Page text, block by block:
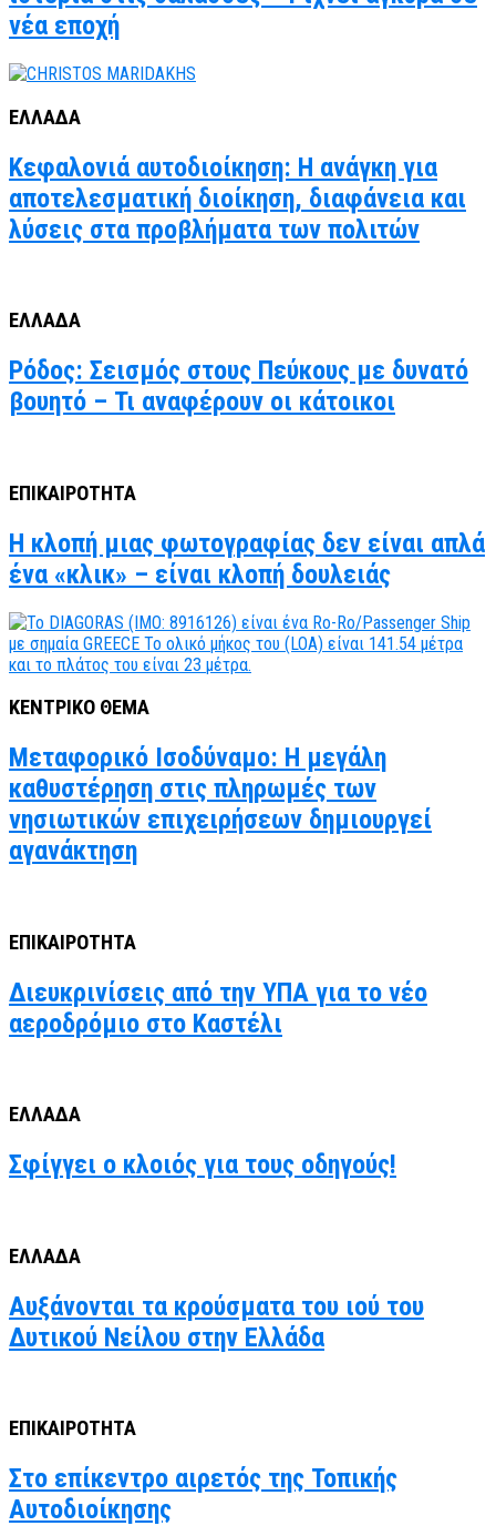
νέα εποχή
ΕΛΛΑΔΑ
Κεφαλονιά αυτοδιοίκηση: Η ανάγκη για
αποτελεσματική διοίκηση, διαφάνεια και
λύσεις στα προβλήματα των πολιτών
ΕΛΛΑΔΑ
Ρόδος: Σεισμός στους Πεύκους με δυνατό
βουητό – Τι αναφέρουν οι κάτοικοι
ΕΠΙΚΑΙΡΟΤΗΤΑ
Η κλοπή μιας φωτογραφίας δεν είναι απλά
ένα «κλικ» – είναι κλοπή δουλειάς
ΚΕΝΤΡΙΚΟ ΘΕΜΑ
Μεταφορικό Ισοδύναμο: Η μεγάλη
καθυστέρηση στις πληρωμές των
νησιωτικών επιχειρήσεων δημιουργεί
αγανάκτηση
ΕΠΙΚΑΙΡΟΤΗΤΑ
Διευκρινίσεις από την ΥΠΑ για το νέο
αεροδρόμιο στο Καστέλι
ΕΛΛΑΔΑ
Σφίγγει ο κλοιός για τους οδηγούς!
ΕΛΛΑΔΑ
Αυξάνονται τα κρούσματα του ιού του
Δυτικού Νείλου στην Ελλάδα
ΕΠΙΚΑΙΡΟΤΗΤΑ
Στο επίκεντρο αιρετός της Τοπικής
Αυτοδιοίκησης